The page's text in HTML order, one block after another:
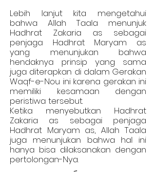
Lebih lanjut kita mengetahui
bahwa Allah Taala menunjuk
Hadhrat Zakaria as sebagai
penjaga Hadhrat Maryam as
yang menunjukan bahwa
hendaknya prinsip yang sama
juga diterapkan di dalam Gerakan
Waqf-e-Nou ini karena gerakan ini
memiliki kesamaan dengan
peristiwa tersebut.
Ketika menyebutkan Hadhrat
Zakaria as sebagai penjaga
Hadhrat Maryam as, Allah Taala
juga menunjukan bahwa hal ini
hanya bisa dilaksanakan dengan
pertolongan-Nya.